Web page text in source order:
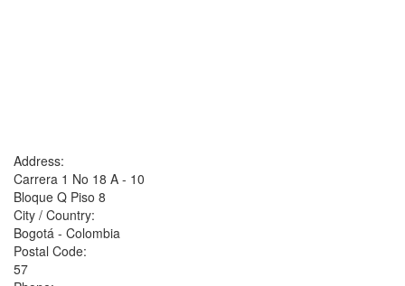
Address:
Carrera 1 No 18 A - 10
Bloque Q Piso 8
City / Country:
Bogotá - Colombia
Postal Code:
57